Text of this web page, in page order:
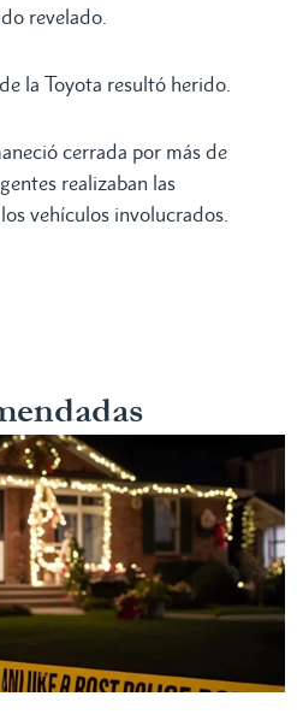
revelado.
la Toyota resultó herido.
cerrada por más de
realizaban las
vehículos involucrados.